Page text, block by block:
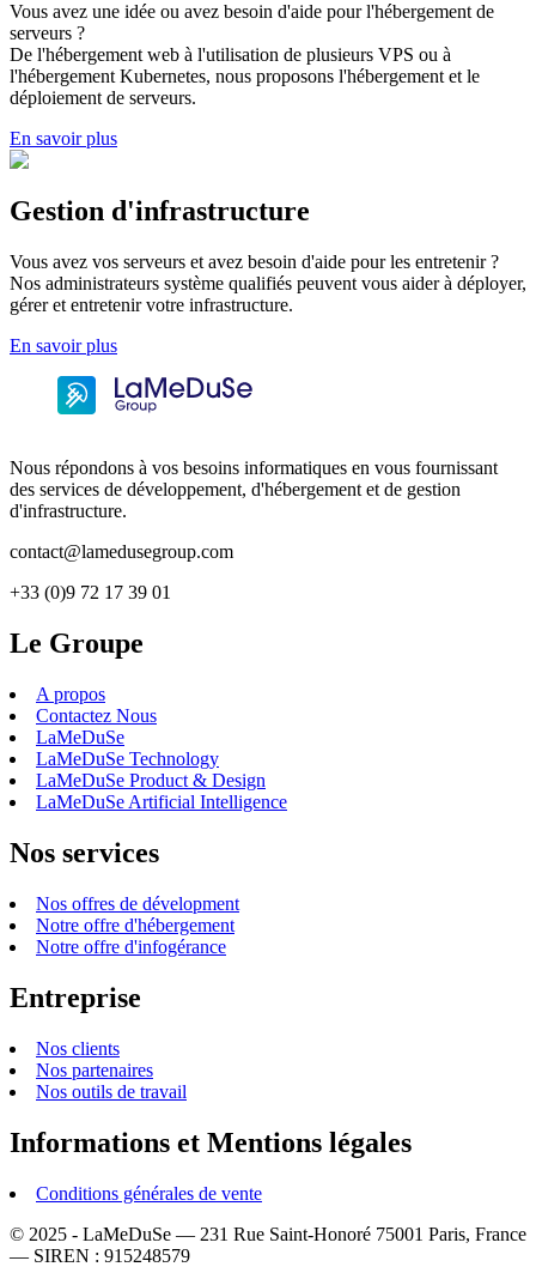
Vous avez une idée ou avez besoin d'aide pour l'hébergement de
serveurs ?
De l'hébergement web à l'utilisation de plusieurs VPS ou à
l'hébergement Kubernetes, nous proposons l'hébergement et le
déploiement de serveurs.
En savoir plus
Gestion d'infrastructure
Vous avez vos serveurs et avez besoin d'aide pour les entretenir ?
Nos administrateurs système qualifiés peuvent vous aider à déployer,
gérer et entretenir votre infrastructure.
En savoir plus
Nous répondons à vos besoins informatiques en vous fournissant
des services de développement, d'hébergement et de gestion
d'infrastructure.
contact@lamedusegroup.com
+33 (0)9 72 17 39 01
Le Groupe
A propos
Contactez Nous
LaMeDuSe
LaMeDuSe Technology
LaMeDuSe Product & Design
LaMeDuSe Artificial Intelligence
Nos services
Nos offres de dévelopment
Notre offre d'hébergement
Notre offre d'infogérance
Entreprise
Nos clients
Nos partenaires
Nos outils de travail
Informations et Mentions légales
Conditions générales de vente
© 2025 - LaMeDuSe — 231 Rue Saint-Honoré 75001 Paris, France
— SIREN : 915248579